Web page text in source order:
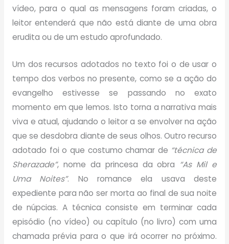
vídeo, para o qual as mensagens foram criadas, o
leitor entenderá que não está diante de uma obra
erudita ou de um estudo aprofundado.
Um dos recursos adotados no texto foi o de usar o
tempo dos verbos no presente, como se a ação do
evangelho estivesse se passando no exato
momento em que lemos. Isto torna a narrativa mais
viva e atual, ajudando o leitor a se envolver na ação
que se desdobra diante de seus olhos. Outro recurso
adotado foi o que costumo chamar de “técnica de
Sherazade”, nome da princesa da obra “As Mil e
Uma Noites”. No romance ela usava deste
expediente para não ser morta ao final de sua noite
de núpcias. A técnica consiste em terminar cada
episódio (no vídeo) ou capítulo (no livro) com uma
chamada prévia para o que irá ocorrer no próximo.